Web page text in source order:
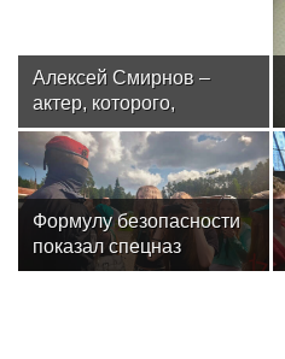
Алексей Смирнов –
актер, которого,
надеюсь, еще не
забыли
Формулу безопасности
показал спецназ
Росгвардии юным